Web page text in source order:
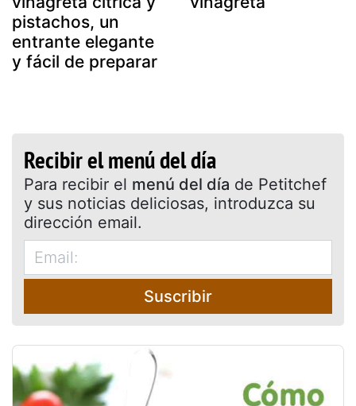
pistachos, un
entrante elegante
y fácil de preparar
Recibir el menú del día
Para recibir el menú del día de Petitchef
y sus noticias deliciosas, introduzca su
dirección email.
Suscribir